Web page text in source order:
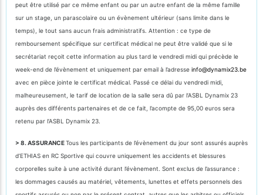
peut être utilisé par ce même enfant ou par un autre enfant de la même famille
sur un stage, un parascolaire ou un évènement ultérieur (sans limite dans le
temps), le tout sans aucun frais administratifs. Attention : ce type de
remboursement spécifique sur certificat médical ne peut être validé que si le
secrétariat reçoit cette information au plus tard le vendredi midi qui précède le
week-end de l’évènement et uniquement par email à l’adresse info@dynamix23.be
avec en pièce jointe le certificat médical. Passé ce délai du vendredi midi,
malheureusement, le tarif de location de la salle sera dû par l’ASBL Dynamix 23
auprès des différents partenaires et de ce fait, l’acompte de 95,00 euros sera
retenu par l’ASBL Dynamix 23.
> 8. ASSURANCETous les participants de l’évènement du jour sont assurés auprès
d’ETHIAS en RC Sportive qui couvre uniquement les accidents et blessures
corporelles suite à une activité durant l’évènement. Sont exclus de l’assurance :
les dommages causés au matériel, vêtements, lunettes et effets personnels des